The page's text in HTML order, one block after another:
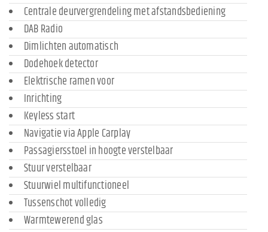
Centrale deurvergrendeling met afstandsbediening
DAB Radio
Dimlichten automatisch
Dodehoek detector
Elektrische ramen voor
Inrichting
Keyless start
Navigatie via Apple Carplay
Passagiersstoel in hoogte verstelbaar
Stuur verstelbaar
Stuurwiel multifunctioneel
Tussenschot volledig
Warmtewerend glas